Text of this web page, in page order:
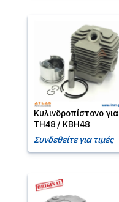
Κυλινδροπίστονο για
TH48 / KBH48
Συνδεθείτε για τιμές